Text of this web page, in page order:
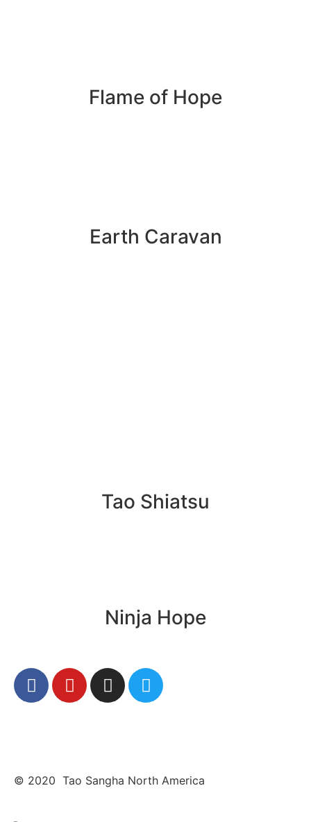
Flame of Hope
Earth Caravan
Tao Shiatsu
Ninja Hope
© 2020 Tao Sangha North America